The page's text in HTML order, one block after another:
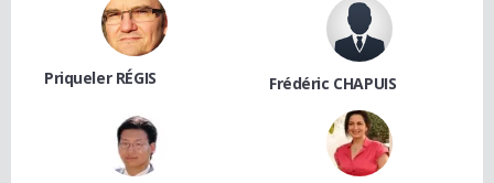
Priqueler RÉGIS Frédéric CHAPUIS